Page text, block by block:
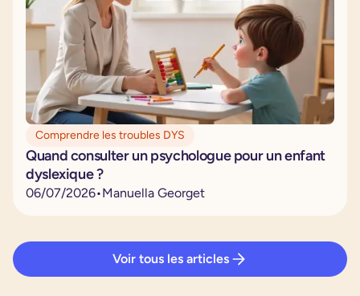
Comprendre les troubles DYS
Quand consulter un psychologue pour un enfant
dyslexique ?
06/07/2026•Manuella Georget
Voir tous les articles